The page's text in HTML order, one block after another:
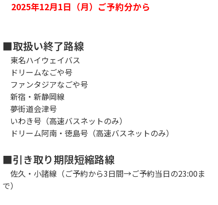
2025年12月1日（月）ご予約分から
■取扱い終了路線
東名ハイウェイバス
ドリームなごや号
ファンタジアなごや号
新宿・新静岡線
夢街道会津号
いわき号（高速バスネットのみ）
ドリーム阿南・徳島号（高速バスネットのみ）
■引き取り期限短縮路線
佐久・小諸線（ご予約から3日間→ご予約当日の23:00ま
で）